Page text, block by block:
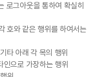
로그아웃을 통하여 확실히
호와 같은 행위를 하여서는
타 아래 각 목의 행위
인으로 가장하는 행위